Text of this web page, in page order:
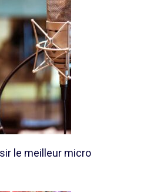
le meilleur micro